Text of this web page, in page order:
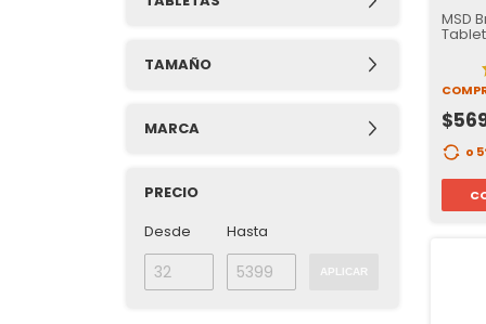
TAMAÑO
MARCA
PRECIO
Desde
Hasta
APLICAR
MSD
12
o